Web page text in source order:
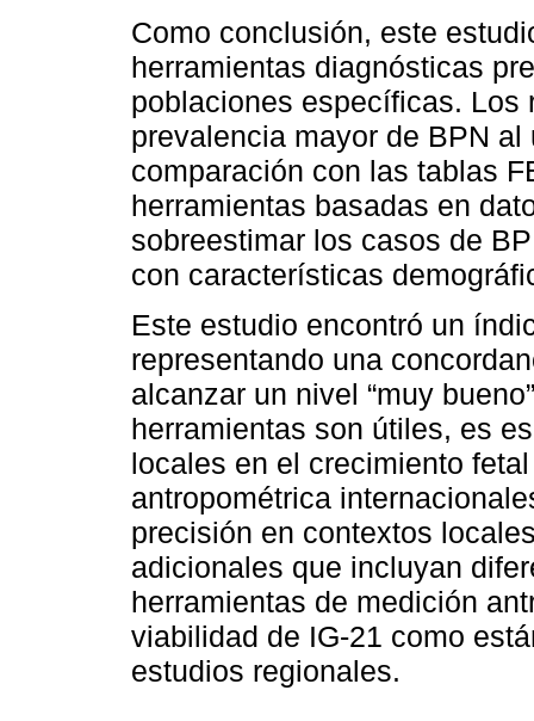
Como conclusión, este
herramientas diagnósticas
poblaciones específicas. Los
prevalencia mayor de BPN
comparación con las tablas
herramientas basadas en
sobreestimar los casos de
con características
Este estudio encontró un
representando una
alcanzar un nivel “muy
herramientas son útiles, es
locales en el crecimiento
antropométrica
precisión en contextos
adicionales que incluyan
herramientas de medición
viabilidad de IG-21 como
estudios regionales.